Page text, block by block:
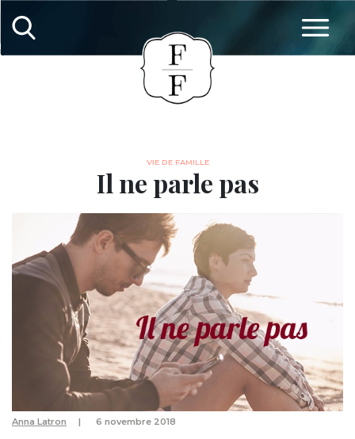
VIE DE FAMILLE
Il ne parle pas
Anna Latron 6 novembre 2018